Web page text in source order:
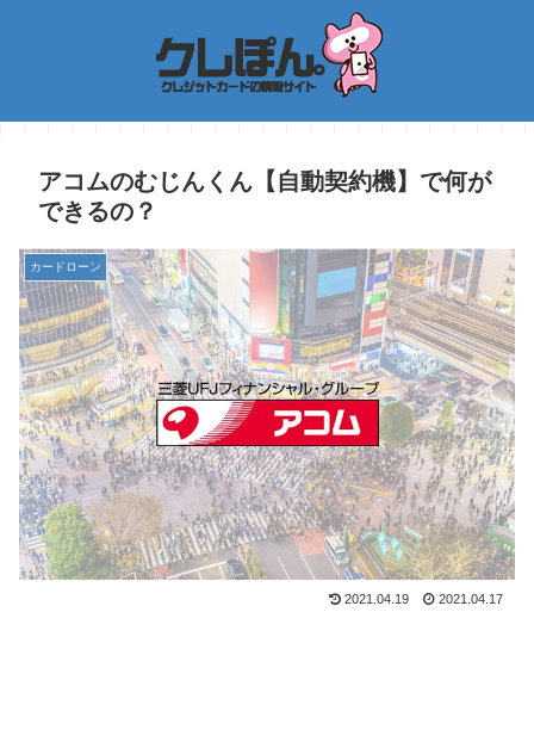
アコムのむじんくん【自動契約機】で何が
できるの？
カードローン
2021.04.19 2021.04.17